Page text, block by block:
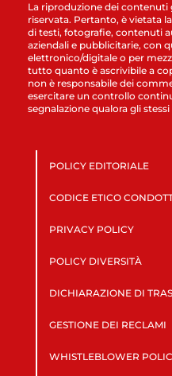
La riproduzione dei contenuti
riservata. Pertanto, è vietata
di testi, fotografie, contenuti
aziendali e pubblicitarie, con
elettronico/digitale o per
tutto quanto è ascrivibile a
non è responsabile dei
esercitare un controllo
segnalazione qualora gli
POLICY EDITORIALE
CODICE ETICO
PRIVACY POLICY
POLICY DIVERSITÀ
DICHIARAZIONE DI
GESTIONE DEI RECLAMI
WHISTLEBLOWER